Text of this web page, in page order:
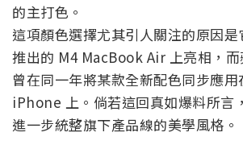
的主打色。
這項顏色選擇尤其引人關注的原因
推出的 M4 MacBook Air 上亮相，
曾在同一年將某款全新配色同步應用
iPhone 上。倘若這回真如爆料所言
進一步統整旗下產品線的美學風格。